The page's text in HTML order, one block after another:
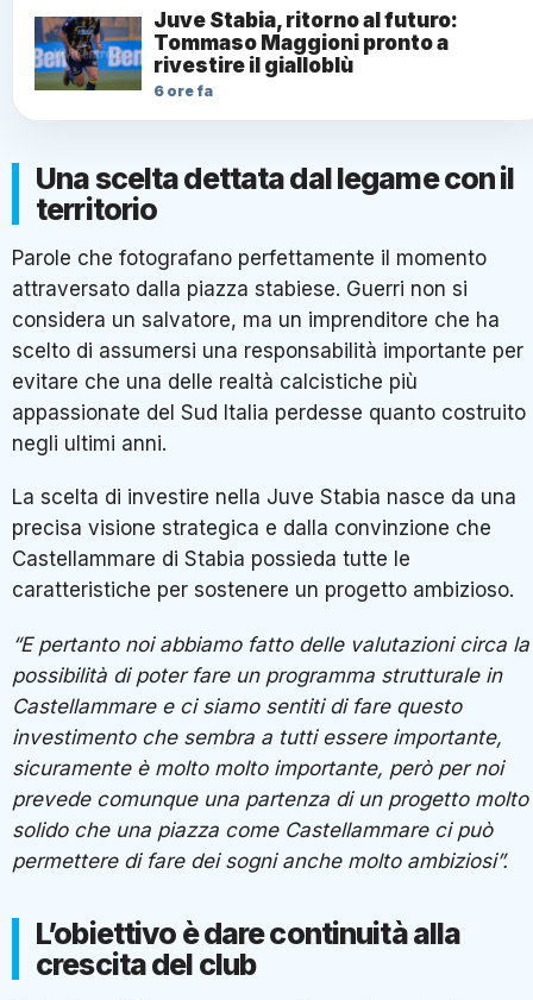
Juve Stabia, ritorno al futuro:
Tommaso Maggioni pronto a
rivestire il gialloblù
6 ore fa
Una scelta dettata dal legame con il
territorio
Parole che fotografano perfettamente il momento
attraversato dalla piazza stabiese. Guerri non si
considera un salvatore, ma un imprenditore che ha
scelto di assumersi una responsabilità importante per
evitare che una delle realtà calcistiche più
appassionate del Sud Italia perdesse quanto costruito
negli ultimi anni.
La scelta di investire nella Juve Stabia nasce da una
precisa visione strategica e dalla convinzione che
Castellammare di Stabia possieda tutte le
caratteristiche per sostenere un progetto ambizioso.
“E pertanto noi abbiamo fatto delle valutazioni circa la
possibilità di poter fare un programma strutturale in
Castellammare e ci siamo sentiti di fare questo
investimento che sembra a tutti essere importante,
sicuramente è molto molto importante, però per noi
prevede comunque una partenza di un progetto molto
solido che una piazza come Castellammare ci può
permettere di fare dei sogni anche molto ambiziosi”.
L’obiettivo è dare continuità alla
crescita del club